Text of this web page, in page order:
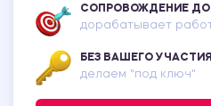
СОПРОВОЖДЕНИЕ ДО
дорабатывает
БЕЗ ВАШЕГО УЧАСТИЯ
делаем "под ключ"